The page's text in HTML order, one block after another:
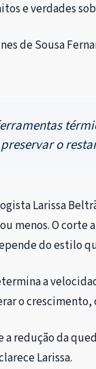
e verdades
de Sousa
o
Larissa
menos. O
do estilo
a
o
redução da
Larissa.